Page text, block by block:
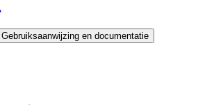
Gebruiksaanwijzing en documentatie